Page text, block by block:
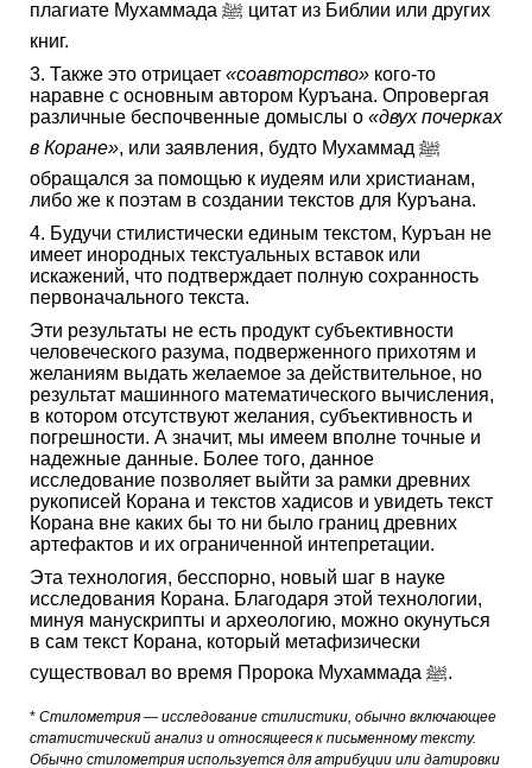
плагиате Мухаммада ﷺ цитат из Библии или других
книг.
3. Также это отрицает «соавторство» кого-то
наравне с основным автором Куръана. Опровергая
различные беспочвенные домыслы о «двух почерках
в Коране», или заявления, будто Мухаммад ﷺ
обращался за помощью к иудеям или христианам,
либо же к поэтам в создании текстов для Куръана.
4. Будучи стилистически единым текстом, Куръан не
имеет инородных текстуальных вставок или
искажений, что подтверждает полную сохранность
первоначального текста.
Эти результаты не есть продукт субъективности
человеческого разума, подверженного прихотям и
желаниям выдать желаемое за действительное, но
результат машинного математического вычисления,
в котором отсутствуют желания, субъективность и
погрешности. А значит, мы имеем вполне точные и
надежные данные. Более того, данное
исследование позволяет выйти за рамки древних
рукописей Корана и текстов хадисов и увидеть текст
Корана вне каких бы то ни было границ древних
артефактов и их ограниченной интепретации.
Эта технология, бесспорно, новый шаг в науке
исследования Корана. Благодаря этой технологии,
минуя манускрипты и археологию, можно окунуться
в сам текст Корана, который метафизически
существовал во время Пророка Мухаммада ﷺ.
* Стилометрия — исследование стилистики, обычно включающее
статистический анализ и относящееся к письменному тексту.
Обычно стилометрия используется для атрибуции или датировки